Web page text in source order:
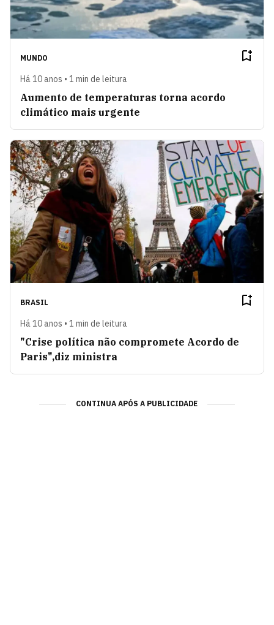
MUNDO
Há 10 anos • 1 min de leitura
Aumento de temperaturas torna acordo
climático mais urgente
BRASIL
Há 10 anos • 1 min de leitura
"Crise política não compromete Acordo de
Paris",diz ministra
CONTINUA APÓS A PUBLICIDADE